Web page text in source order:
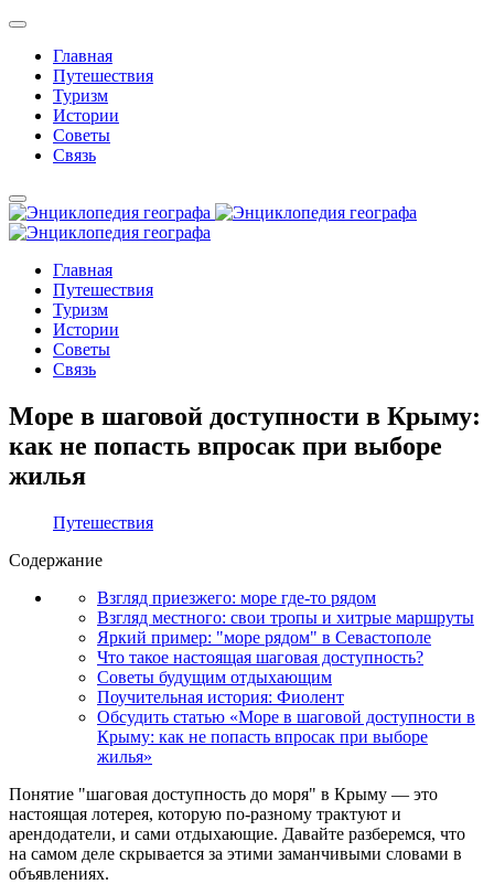
Главная
Путешествия
Туризм
Истории
Советы
Связь
Главная
Путешествия
Туризм
Истории
Советы
Связь
Море в шаговой доступности в Крыму:
как не попасть впросак при выборе
жилья
Путешествия
Содержание
Взгляд приезжего: море где-то рядом
Взгляд местного: свои тропы и хитрые маршруты
Яркий пример: "море рядом" в Севастополе
Что такое настоящая шаговая доступность?
Советы будущим отдыхающим
Поучительная история: Фиолент
Обсудить статью «Море в шаговой доступности в
Крыму: как не попасть впросак при выборе
жилья»
Понятие "шаговая доступность до моря" в Крыму — это
настоящая лотерея, которую по-разному трактуют и
арендодатели, и сами отдыхающие. Давайте разберемся, что
на самом деле скрывается за этими заманчивыми словами в
объявлениях.